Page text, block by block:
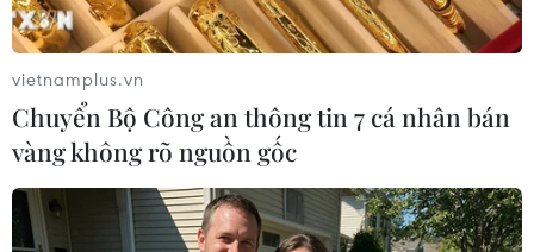
bề ngoài là nhà cung cấp thiết bị điện tử thông thường
và yêu cầu hoàn thuế VAT.
vietnamplus.vn
Chuyển Bộ Công an thông tin 7 cá nhân bán
vàng không rõ nguồn gốc